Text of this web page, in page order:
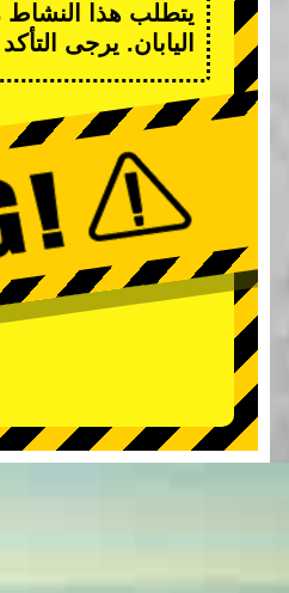
يتطلب هذا النشاط
اليابان. يرجى